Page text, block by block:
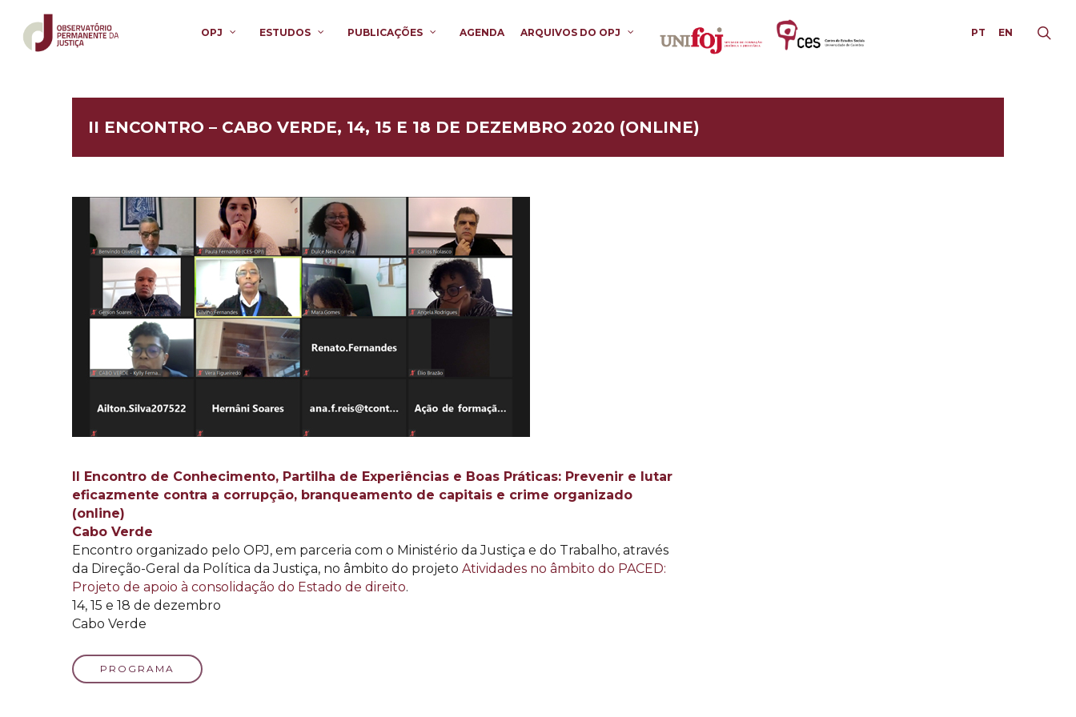
PT EN
OPJ ESTUDOS PUBLICAÇÕES AGENDA ARQUIVOS DO OPJ
II ENCONTRO – CABO VERDE, 14, 15 E 18 DE DEZEMBRO 2020 (ONLINE)
II Encontro de Conhecimento, Partilha de Experiências e Boas Práticas: Prevenir e lutar
eficazmente contra a corrupção, branqueamento de capitais e crime organizado
(online)
Cabo Verde
Encontro organizado pelo OPJ, em parceria com o Ministério da Justiça e do Trabalho, através
da Direção-Geral da Política da Justiça, no âmbito do projeto Atividades no âmbito do PACED:
Projeto de apoio à consolidação do Estado de direito.
14, 15 e 18 de dezembro
Cabo Verde
PROGRAMA